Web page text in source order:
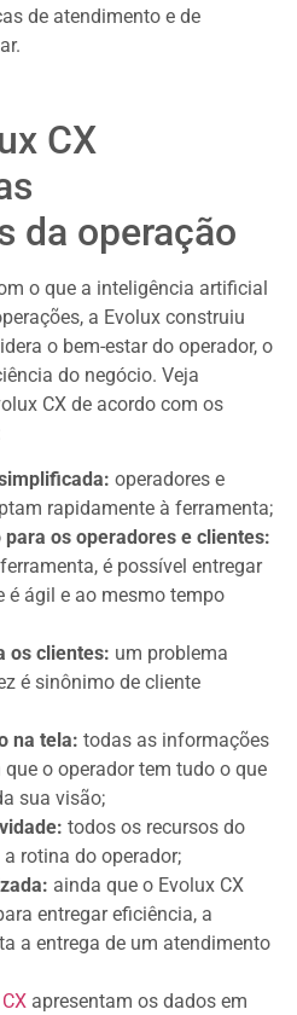
de atendimento e de
CX
da operação
o que a inteligência artificial
a Evolux construiu
o bem-estar do operador, o
do negócio. Veja
CX de acordo com os
operadores e
rapidamente à ferramenta;
os operadores e clientes:
é possível entregar
é ágil e ao mesmo tempo
os clientes: um problema
é sinônimo de cliente
na tela: todas as informações
o operador tem tudo o que
sua visão;
todos os recursos do
rotina do operador;
ainda que o Evolux CX
entregar eficiência, a
a entrega de um atendimento
apresentam os dados em